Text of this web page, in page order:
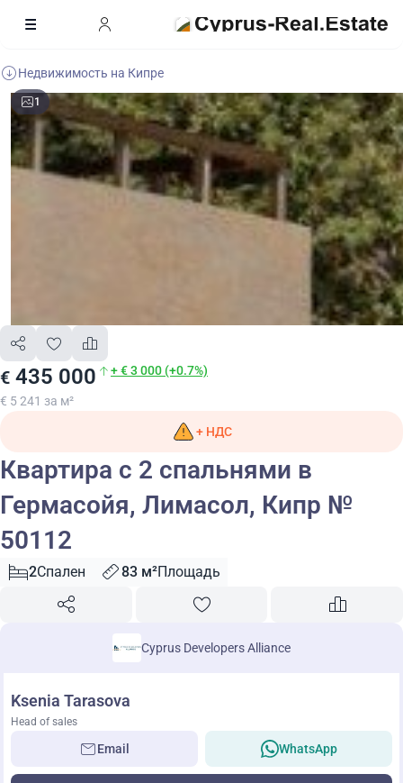
Недвижимость на Кипре
1
€ 435 000 + € 3 000 (+0.7%)
€ 5 241 за м²
+ НДС
Квартира с 2 спальнями в
Гермасойя, Лимасол, Кипр №
50112
2Спален 83 м²Площадь
Cyprus Developers Alliance
Ksenia Tarasova
Head of sales
Email WhatsApp